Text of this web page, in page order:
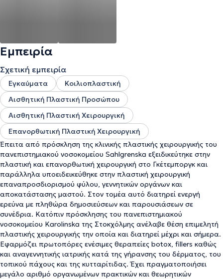
εργασίας του ανάμεσα στη Στοκχόλμη, την περιοχή του
Γκέτεμποργκ, την Αθήνα και την Κόρινθο. Έχει πραγματοποιήσει
μετεκπαιδεύσεων στη Σκανδιναβία, το Ηνωμένο Βασίλειο, τη
Βραζιλία, την Αργεντινή, τις Ηνωμένες Πολιτείες Αμερικής, τη
Σερβία και τη Σιγκαπούρη.
Εμπειρία
Σχετική εμπειρία
Εγκαύματα
Κοιλιοπλαστική
Αισθητική Πλαστική Προσώπου
Αισθητική Πλαστική Χειρουργική
Επανορθωτική Πλαστική Χειρουργική
Έπειτα από πρόσκληση της κλινικής πλαστικής χειρουργικής του
πανεπιστημιακού νοσοκομείου Sahlgrenska εξειδικεύτηκε στην
πλαστική και επανορθωτική χειρουργική στο Γκέτεμποργκ και
παράλληλα υποειδεικεύθηκε στην πλαστική χειρουργική
επαναπροσδιορισμού φύλου, γεννητικών οργάνων και
αποκατάστασης μαστού. Στον τομέα αυτό διατηρεί ενεργή
ερεύνα με πληθώρα δημοσιεύσεων και παρουσιάσεων σε
συνέδρια. Κατόπιν πρόσκλησης του πανεπιστημιακού
νοσοκομείου Karolinska της Στοκχόλμης ανέλαβε θέση επιμελητή
πλαστικής χειρουργικής την οποία και διατηρεί μέχρι και σήμερα.
Εφαρμόζει πρωτοπόρες ενέσιμες θεραπείες botox, fillers καθώς
και αναγεννητικής ιατρικής κατά της γήρανσης του δέρματος, του
τοπικού πάχους και της κυτταρίτιδας. Έχει πραγματοποιήσει
μεγάλο αριθμό οργανωμένων πρακτικών και θεωρητικών